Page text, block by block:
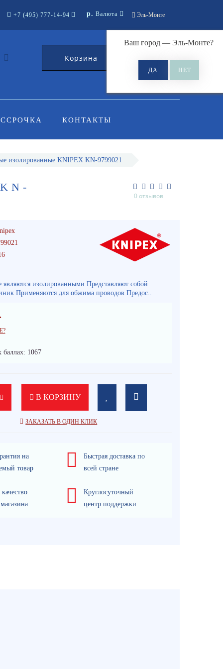
Эль-Монте
Ваш город — Эль-Монте?
+7 (495) 777-14-94 р. Валюта
Корзина 0
КОНТАКТЫ
изолированные KNIPEX KN-9799021
0 отзывов
изолированными Представляют собой
Применяются для обжима проводов Предос..
1067
В КОРЗИНУ
ЗАКАЗАТЬ В ОДИН КЛИК
на
товар
Быстрая доставка по
всей стране
Круглосуточный
центр поддержки